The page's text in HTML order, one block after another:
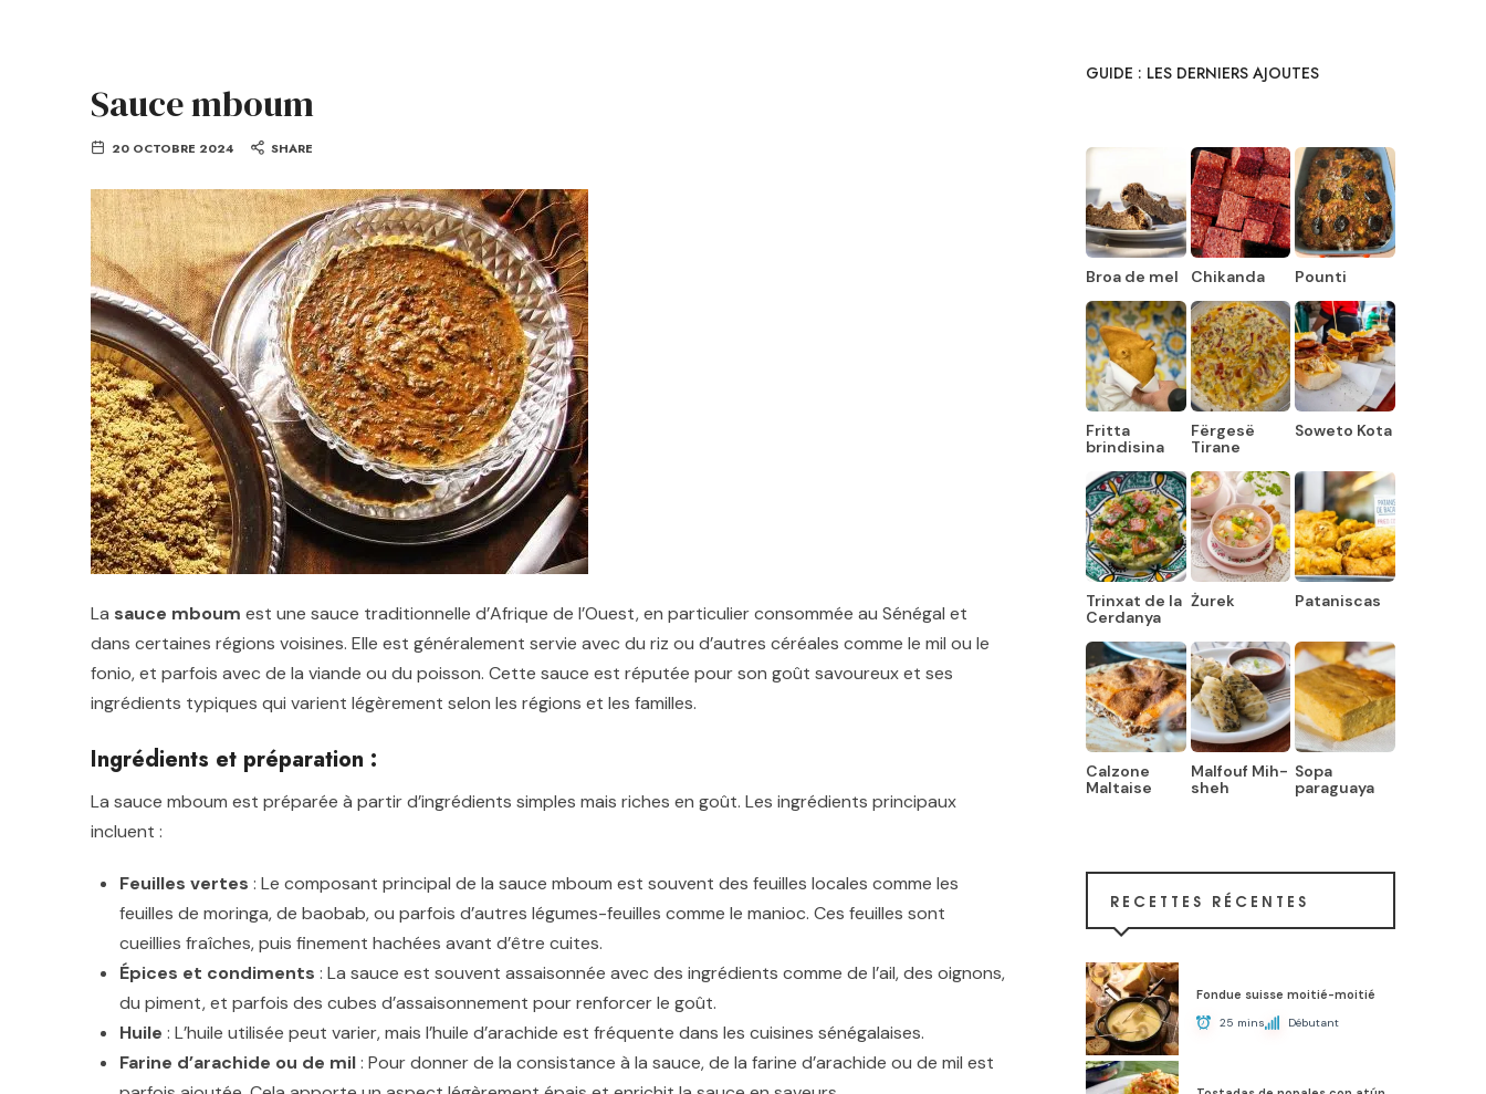
Sauce mboum
20 OCTOBRE 2024 SHARE
La sauce mboum est une sauce traditionnelle d’Afrique de l’Ouest, en particulier consommée au Sénégal et
dans certaines régions voisines. Elle est généralement servie avec du riz ou d’autres céréales comme le mil ou le
fonio, et parfois avec de la viande ou du poisson. Cette sauce est réputée pour son goût savoureux et ses
ingrédients typiques qui varient légèrement selon les régions et les familles.
Ingrédients et préparation :
La sauce mboum est préparée à partir d’ingrédients simples mais riches en goût. Les ingrédients principaux
incluent :
Feuilles vertes : Le composant principal de la sauce mboum est souvent des feuilles locales comme les
feuilles de moringa, de baobab, ou parfois d’autres légumes-feuilles comme le manioc. Ces feuilles sont
cueillies fraîches, puis finement hachées avant d’être cuites.
Épices et condiments : La sauce est souvent assaisonnée avec des ingrédients comme de l’ail, des oignons,
du piment, et parfois des cubes d’assaisonnement pour renforcer le goût.
Huile : L’huile utilisée peut varier, mais l’huile d’arachide est fréquente dans les cuisines sénégalaises.
Farine d’arachide ou de mil: Pour donner de la consistance à la sauce, de la farine d’arachide ou de mil est
GUIDE : LES DERNIERS AJOUTES
Broa de mel Chikanda Pounti
Fritta
brindisina
Fërgesë
Tirane
Soweto Kota
Trinxat de la
Cerdanya
Żurek Pataniscas
Calzone
Maltaise
Malfouf Mih-
sheh
Sopa
paraguaya
RECETTES RÉCENTES
Fondue suisse moitié-moitié
25 mins Débutant